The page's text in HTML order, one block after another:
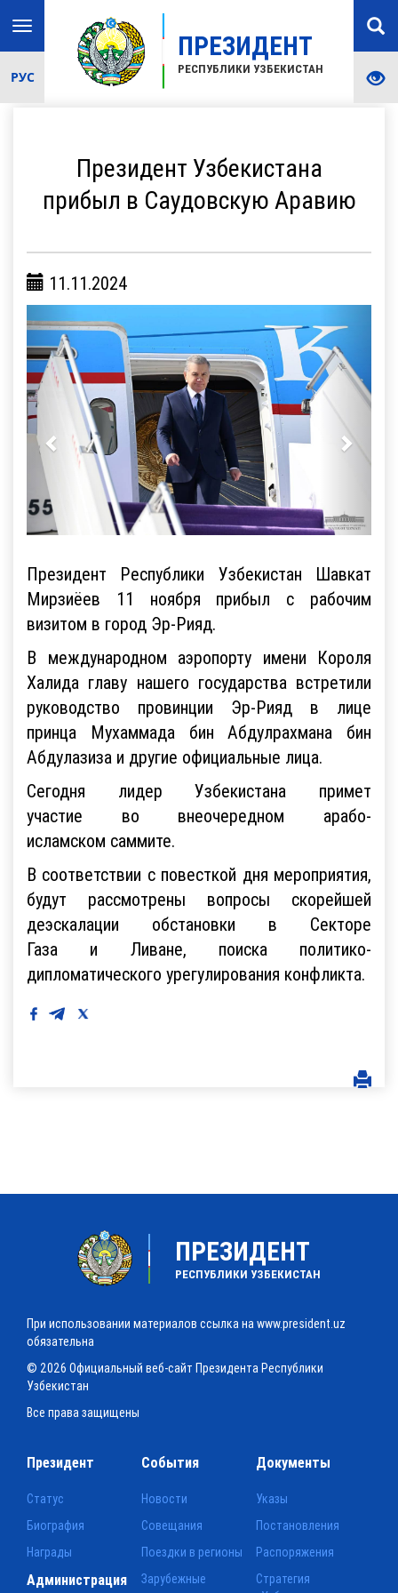
ПРЕЗИДЕНТ
РЕСПУБЛИКИ УЗБЕКИСТАН
Toggle
navigation
РУС
Президент Узбекистана
прибыл в Саудовскую Аравию
11.11.2024
Президент Республики Узбекистан Шавкат
Мирзиёев 11 ноября прибыл с рабочим
визитом в город Эр-Рияд.
В международном аэропорту имени Короля
Халида главу нашего государства встретили
руководство провинции Эр-Рияд в лице
принца Мухаммада бин Абдулрахмана бин
Абдулазиза и другие официальные лица.
Сегодня лидер Узбекистана примет
участие во внеочередном арабо-
исламском саммите.
В соответствии с повесткой дня мероприятия,
будут рассмотрены вопросы скорейшей
деэскалации обстановки в Секторе
Газа и Ливане, поиска политико-
дипломатического урегулирования конфликта.
ПРЕЗИДЕНТ
РЕСПУБЛИКИ УЗБЕКИСТАН
При использовании материалов ссылка на www.president.uz
обязательна
© 2026 Официальный веб-сайт Президента Республики
Узбекистан
Все права защищены
Президент
Статус
Биография
Награды
События
Новости
Совещания
Поездки в регионы
Зарубежные
Документы
Указы
Постановления
Распоряжения
Стратегия
Администрация